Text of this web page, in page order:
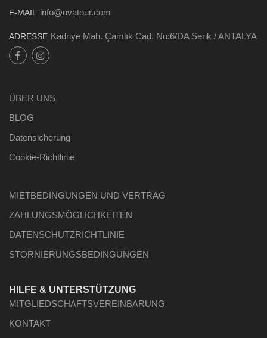
E-MAIL info@ovatour.com
ADRESSE Kadriye Mah. Çamlık Cad. No:6/DA Serik / ANTALYA
ÜBER UNS
BLOG
Datensicherung
Cookie-Richtlinie
MIETBEDINGUNGEN UND VERTRAG
ZAHLUNGSMÖGLICHKEITEN
DATENSCHUTZRICHTLINIE
STORNIERUNGSBEDINGUNGEN
HILFE & UNTERSTÜTZUNG
MITGLIEDSCHAFTSVEREINBARUNG
KONTAKT